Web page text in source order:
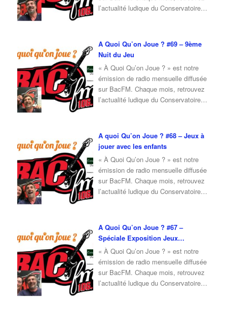
l’actualité ludique du Conservatoire
Pour l’émission de octobre 2025, je
reçois Erwan, du café ludique
Ensemble, nous…
A Quoi Qu’on Joue ? #69 – 9ème
Nuit du Jeu
« À Quoi Qu’on Joue ? » est notre
émission de radio mensuelle diffusée
sur BacFM. Chaque mois, retrouvez
l’actualité ludique du Conservatoire
Pour l’émission de octobre 2025, je
reçois Fabrice, membre du
Conservatoire du Jeu, qui vient nous
parler du …
A quoi Qu’on Joue ? #68 – Jeux à
jouer avec les enfants
« À Quoi Qu’on Joue ? » est notre
émission de radio mensuelle diffusée
sur BacFM. Chaque mois, retrouvez
l’actualité ludique du Conservatoire
Pour l’émission de septembre 2025,
je reçois Nadia, adhérente du
Conservatoire du Jeu, qui vient nous
présenter une…
A Quoi Qu’on Joue ? #67 –
Spéciale Exposition Jeux
Modernes
« À Quoi Qu’on Joue ? » est notre
émission de radio mensuelle diffusée
sur BacFM. Chaque mois, retrouvez
l’actualité ludique du Conservatoire